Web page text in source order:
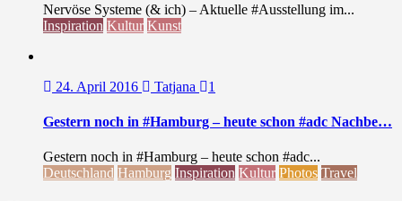
Nervöse Systeme (& ich) – Aktuelle #Ausstellung im...
Inspiration Kultur Kunst
24. April 2016 Tatjana 1
Gestern noch in #Hamburg – heute schon #adc Nachbe…
Gestern noch in #Hamburg – heute schon #adc...
Deutschland Hamburg Inspiration Kultur Photos Travel